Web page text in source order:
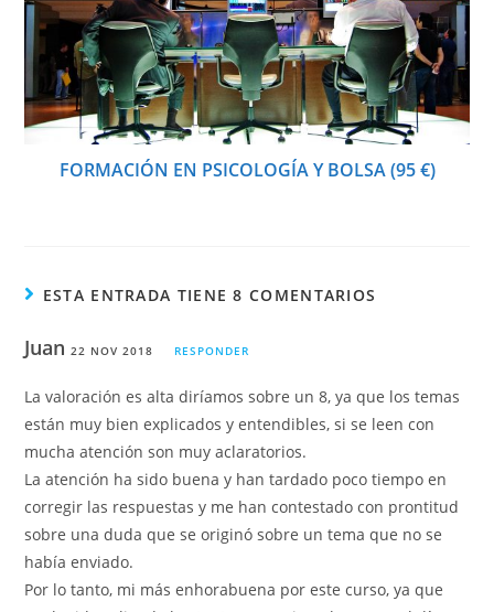
FORMACIÓN EN PSICOLOGÍA Y BOLSA (95 €)
ESTA ENTRADA TIENE 8 COMENTARIOS
Juan22 NOV 2018 RESPONDER
La valoración es alta diríamos sobre un 8, ya que los temas
están muy bien explicados y entendibles, si se leen con
mucha atención son muy aclaratorios.
La atención ha sido buena y han tardado poco tiempo en
corregir las respuestas y me han contestado con prontitud
sobre una duda que se originó sobre un tema que no se
había enviado.
Por lo tanto, mi más enhorabuena por este curso, ya que